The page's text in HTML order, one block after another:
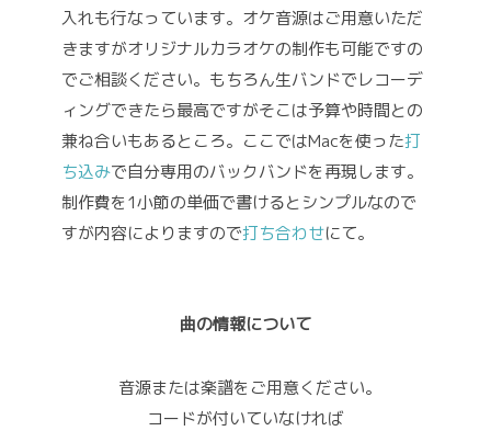
入れも行なっています。オケ音源はご用意いただ
きますがオリジナルカラオケの制作も可能ですの
でご相談ください。もちろん生バンドでレコーデ
ィングできたら最高ですがそこは予算や時間との
兼ね合いもあるところ。ここではMacを使った打
ち込みで自分専用のバックバンドを再現します。
制作費を1小節の単価で書けるとシンプルなので
すが内容によりますので打ち合わせにて。
曲の情報について
音源または楽譜をご用意ください。
コードが付いていなければ